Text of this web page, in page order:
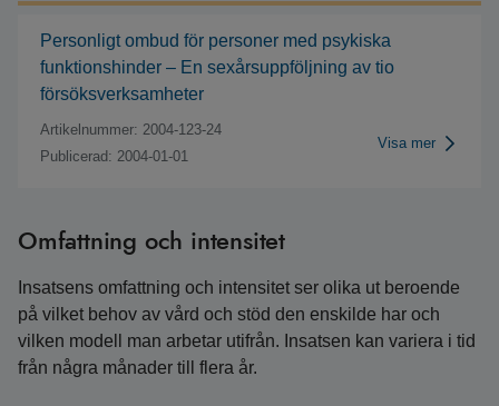
Personligt ombud för personer med psykiska
funktionshinder – En sexårsuppföljning av tio
försöksverksamheter
Artikelnummer: 2004-123-24
Publicerad: 2004-01-01
Visa mer
Omfattning och intensitet
Insatsens omfattning och intensitet ser olika ut beroende
på vilket behov av vård och stöd den enskilde har och
vilken modell man arbetar utifrån. Insatsen kan variera i tid
från några månader till flera år.